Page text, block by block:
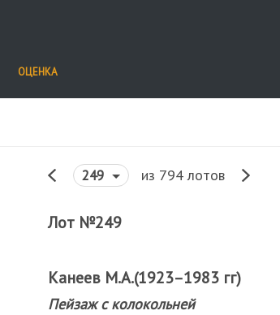
ОЦЕНКА
249 из 794 лотов
Лот №249
Канеев М.А.(1923–1983 гг)
Пейзаж с колокольней